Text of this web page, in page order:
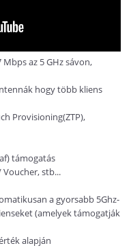
Mbps az 5 GHz sávon,
hogy több kliens
Provisioning(ZTP),
támogatás
Voucher, stb...
a gyorsabb 5Ghz-
(amelyek támogatják
alapján